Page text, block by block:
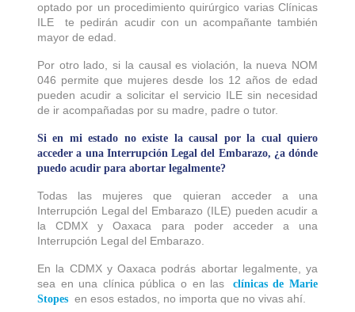
optado por un procedimiento quirúrgico varias Clínicas
ILE te pedirán acudir con un acompañante también
mayor de edad.
Por otro lado, si la causal es violación, la nueva NOM
046 permite que mujeres desde los 12 años de edad
pueden acudir a solicitar el servicio ILE sin necesidad
de ir acompañadas por su madre, padre o tutor.
Si en mi estado no existe la causal por la cual quiero
acceder a una Interrupción Legal del Embarazo, ¿a dónde
puedo acudir para abortar legalmente?
Todas las mujeres que quieran acceder a una
Interrupción Legal del Embarazo (ILE) pueden acudir a
la CDMX y Oaxaca para poder acceder a una
Interrupción Legal del Embarazo.
En la CDMX y Oaxaca podrás abortar legalmente, ya
sea en una clínica pública o en las
clínicas de Marie
Stopes en esos estados, no importa que no vivas ahí.